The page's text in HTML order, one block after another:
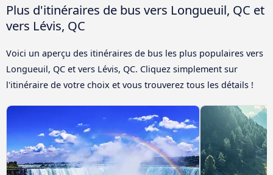
Plus d'itinéraires de bus vers Longueuil, QC et
vers Lévis, QC
Voici un aperçu des itinéraires de bus les plus populaires vers
Longueuil, QC et vers Lévis, QC. Cliquez simplement sur
l'itinéraire de votre choix et vous trouverez tous les détails !